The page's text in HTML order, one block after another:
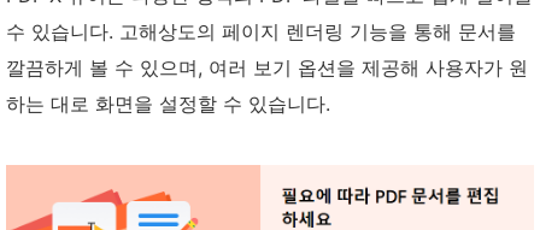
수 있습니다. 고해상도의 페이지 렌더링 기능을 통해 문서를
깔끔하게 볼 수 있으며, 여러 보기 옵션을 제공해 사용자가 원
하는 대로 화면을 설정할 수 있습니다.